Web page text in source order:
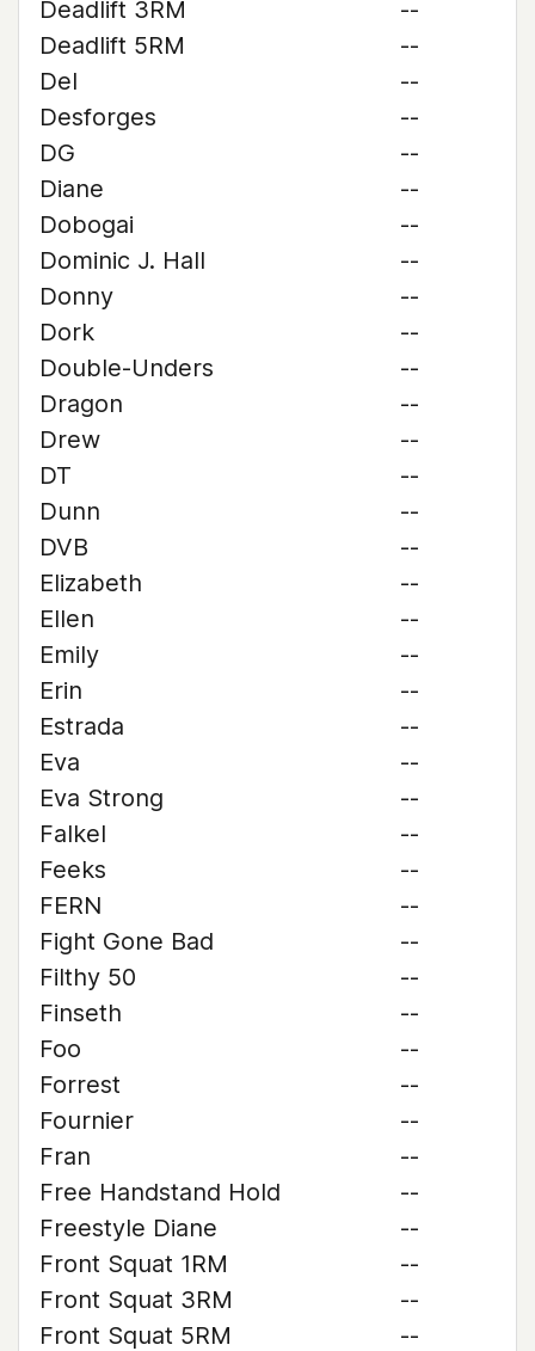
Deadlift 3RM
--
Deadlift 5RM
--
Del
--
Desforges
--
DG
--
Diane
--
Dobogai
--
Dominic J. Hall
--
Donny
--
Dork
--
Double-Unders
--
Dragon
--
Drew
--
DT
--
Dunn
--
DVB
--
Elizabeth
--
Ellen
--
Emily
--
Erin
--
Estrada
--
Eva
--
Eva Strong
--
Falkel
--
Feeks
--
FERN
--
Fight Gone Bad
--
Filthy 50
--
Finseth
--
Foo
--
Forrest
--
Fournier
--
Fran
--
Free Handstand Hold
--
Freestyle Diane
--
Front Squat 1RM
--
Front Squat 3RM
--
Front Squat 5RM
--